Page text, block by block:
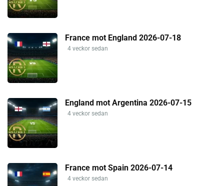
France mot England 2026-07-18
4 veckor sedan
England mot Argentina 2026-07-15
4 veckor sedan
France mot Spain 2026-07-14
4 veckor sedan